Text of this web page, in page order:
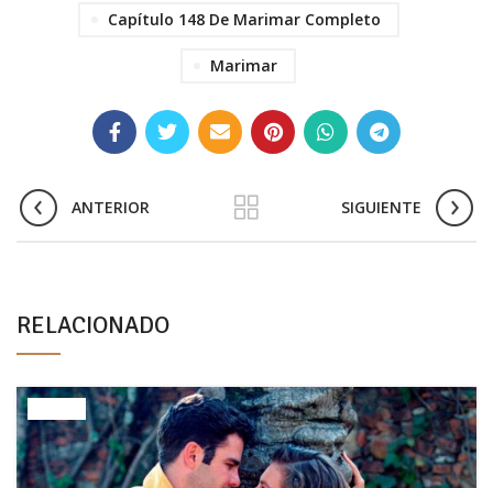
Capítulo 148 De Marimar Completo
Marimar
ANTERIOR SIGUIENTE
RELACIONADO